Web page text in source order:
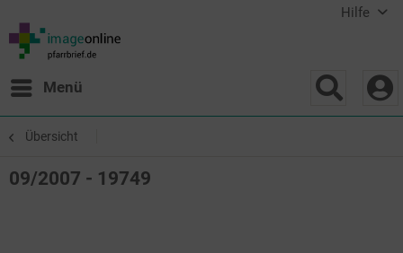
Hilfe
Menü
Übersicht
09/2007 - 19749